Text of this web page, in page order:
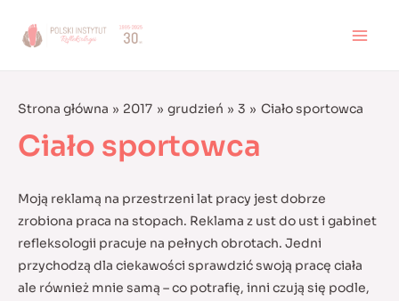
Strona główna 2017 grudzień 3 Ciało sportowca
Ciało sportowca
Moją reklamą na przestrzeni lat pracy jest dobrze
zrobiona praca na stopach. Reklama z ust do ust i gabinet
refleksologii pracuje na pełnych obrotach. Jedni
przychodzą dla ciekawości sprawdzić swoją pracę ciała
ale również mnie samą – co potrafię, inni czują się podle,